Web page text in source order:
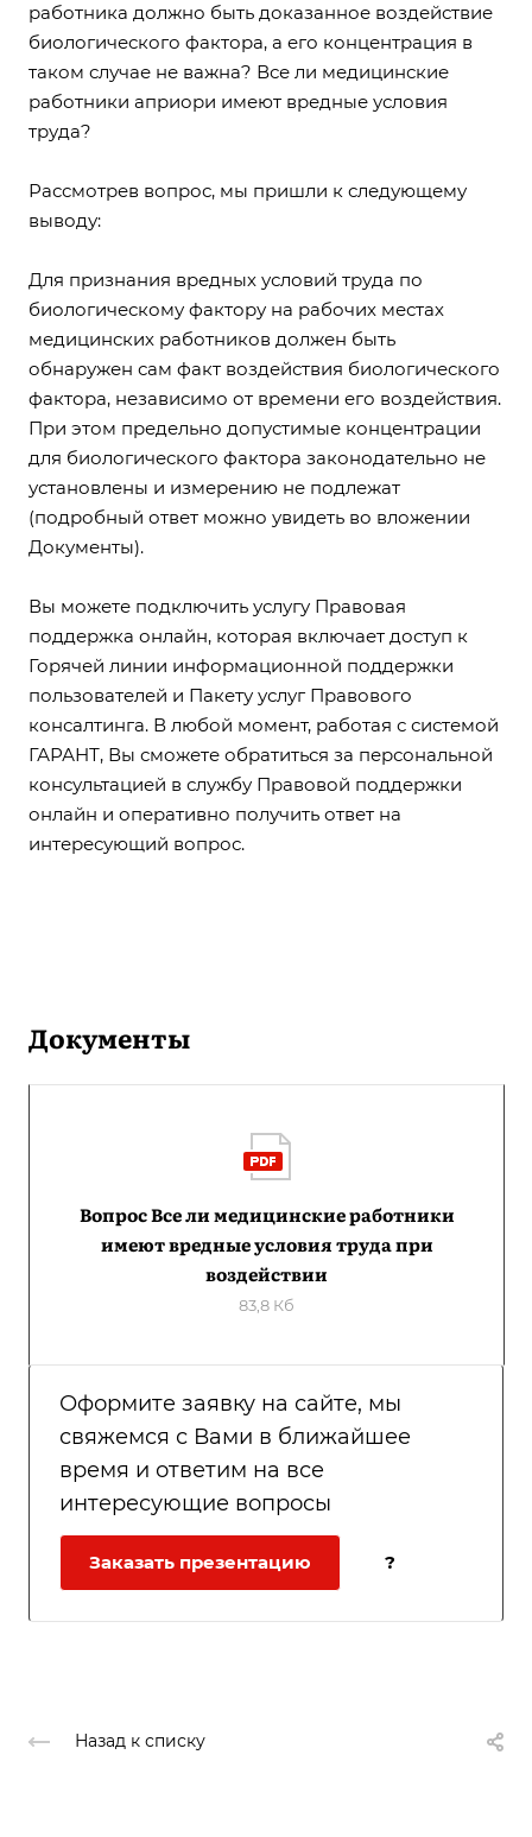
Оформите заявку на сайте, мы
свяжемся с Вами в ближайшее
время и ответим на все
интересующие вопросы
Заказать презентацию ?
работника должно быть доказанное воздействие
биологического фактора, а его концентрация в
таком случае не важна? Все ли медицинские
работники априори имеют вредные условия
труда?
Рассмотрев вопрос, мы пришли к следующему
выводу:
Для признания вредных условий труда по
биологическому фактору на рабочих местах
медицинских работников должен быть
обнаружен сам факт воздействия биологического
фактора, независимо от времени его воздействия.
При этом предельно допустимые концентрации
для биологического фактора законодательно не
установлены и измерению не подлежат
(подробный ответ можно увидеть во вложении
Документы).
Вы можете подключить услугу Правовая
поддержка онлайн, которая включает доступ к
Горячей линии информационной поддержки
пользователей и Пакету услуг Правового
консалтинга. В любой момент, работая с системой
ГАРАНТ, Вы сможете обратиться за персональной
консультацией в службу Правовой поддержки
онлайн и оперативно получить ответ на
интересующий вопрос.
Документы
Вопрос Все ли медицинские работники
имеют вредные условия труда при
воздействии
83,8 Кб
Назад к списку